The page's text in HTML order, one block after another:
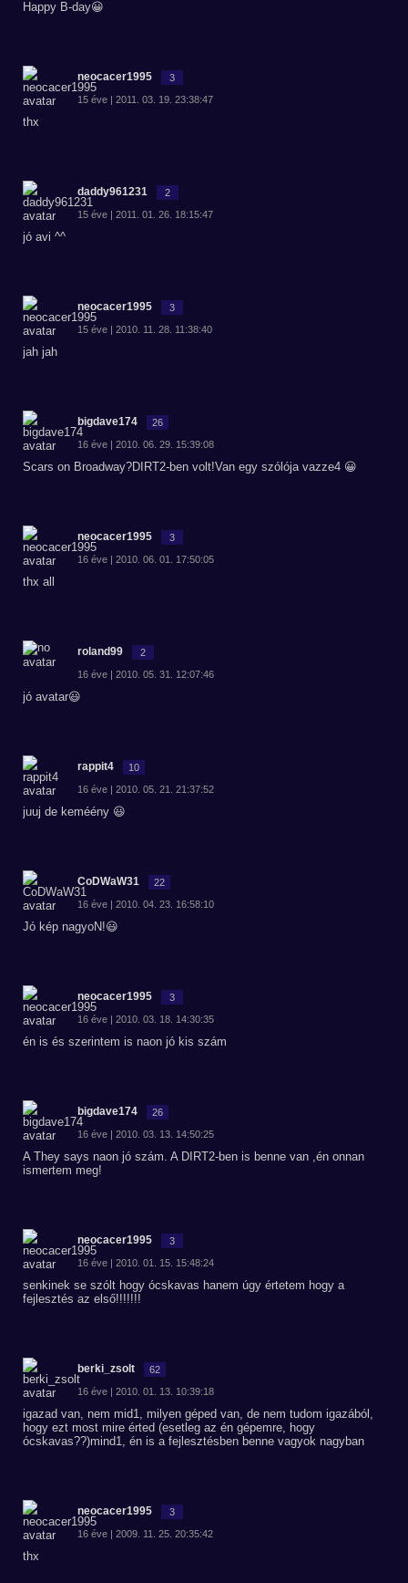
Happy B-day😀
neocacer1995 3
15 éve | 2011. 03. 19. 23:38:47
thx
daddy961231 2
15 éve | 2011. 01. 26. 18:15:47
jó avi ^^
neocacer1995 3
15 éve | 2010. 11. 28. 11:38:40
jah jah
bigdave174 26
16 éve | 2010. 06. 29. 15:39:08
Scars on Broadway?DIRT2-ben volt!Van egy szólója vazze4 😀
neocacer1995 3
16 éve | 2010. 06. 01. 17:50:05
thx all
roland99 2
16 éve | 2010. 05. 31. 12:07:46
jó avatar😃
rappit4 10
16 éve | 2010. 05. 21. 21:37:52
juuj de keméény 😃
CoDWaW31 22
16 éve | 2010. 04. 23. 16:58:10
Jó kép nagyoN!😃
neocacer1995 3
16 éve | 2010. 03. 18. 14:30:35
én is és szerintem is naon jó kis szám
bigdave174 26
16 éve | 2010. 03. 13. 14:50:25
A They says naon jó szám. A DIRT2-ben is benne van ,én onnan
ismertem meg!
neocacer1995 3
16 éve | 2010. 01. 15. 15:48:24
senkinek se szólt hogy ócskavas hanem úgy értetem hogy a
fejlesztés az első!!!!!!!
berki_zsolt 62
16 éve | 2010. 01. 13. 10:39:18
igazad van, nem mid1, milyen géped van, de nem tudom igazából,
hogy ezt most mire érted (esetleg az én gépemre, hogy
ócskavas??)mind1, én is a fejlesztésben benne vagyok nagyban
neocacer1995 3
16 éve | 2009. 11. 25. 20:35:42
thx